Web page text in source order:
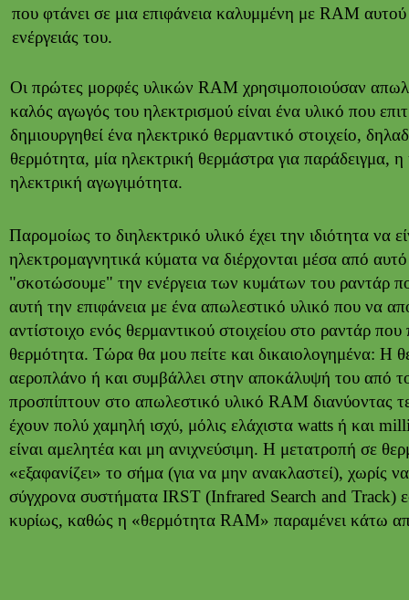
που φτάνει σε μια επιφάνεια καλυμμένη με RAM
ενέργειάς του.
Οι πρώτες μορφές υλικών RAM χρησιμοποιούσαν
καλός αγωγός του ηλεκτρισμού είναι ένα υλικό που
δημιουργηθεί ένα ηλεκτρικό θερμαντικό στοιχείο,
θερμότητα, μία ηλεκτρική θερμάστρα για παράδειγμα,
ηλεκτρική αγωγιμότητα.
Παρομοίως το διηλεκτρικό υλικό έχει την ιδιότητα να
ηλεκτρομαγνητικά κύματα να διέρχονται μέσα από
"σκοτώσουμε" την ενέργεια των κυμάτων του ραντάρ
αυτή την επιφάνεια με ένα απωλεστικό υλικό που να
αντίστοιχο ενός θερμαντικού στοιχείου στο ραντάρ
θερμότητα. Τώρα θα μου πείτε και δικαιολογημένα: Η
αεροπλάνο ή και συμβάλλει στην αποκάλυψή του από
προσπίπτουν στο απωλεστικό υλικό RAM διανύοντας
έχουν πολύ χαμηλή ισχύ, μόλις ελάχιστα watts ή και
είναι αμελητέα και μη ανιχνεύσιμη. Η μετατροπή σε
«εξαφανίζει» το σήμα (για να μην ανακλαστεί),
σύγχρονα συστήματα IRST (Infrared Search and Track)
κυρίως, καθώς η «θερμότητα RAM» παραμένει κάτω